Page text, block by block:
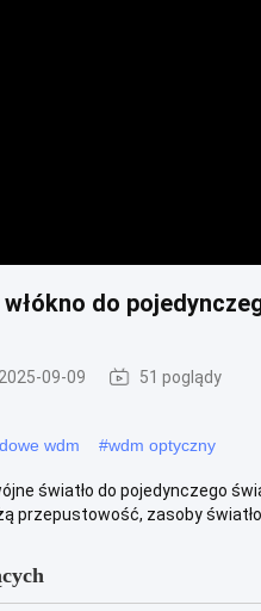
do
2025-09-09 51 poglądy
wdm #wdm optyczny
światło do pojedynczego
przepustowość, zasoby